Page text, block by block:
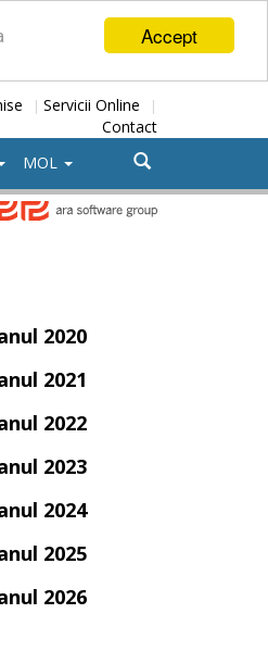
Accept
| Servicii Online |
Contact
MOL
2020
2021
2022
2023
2024
2025
2026